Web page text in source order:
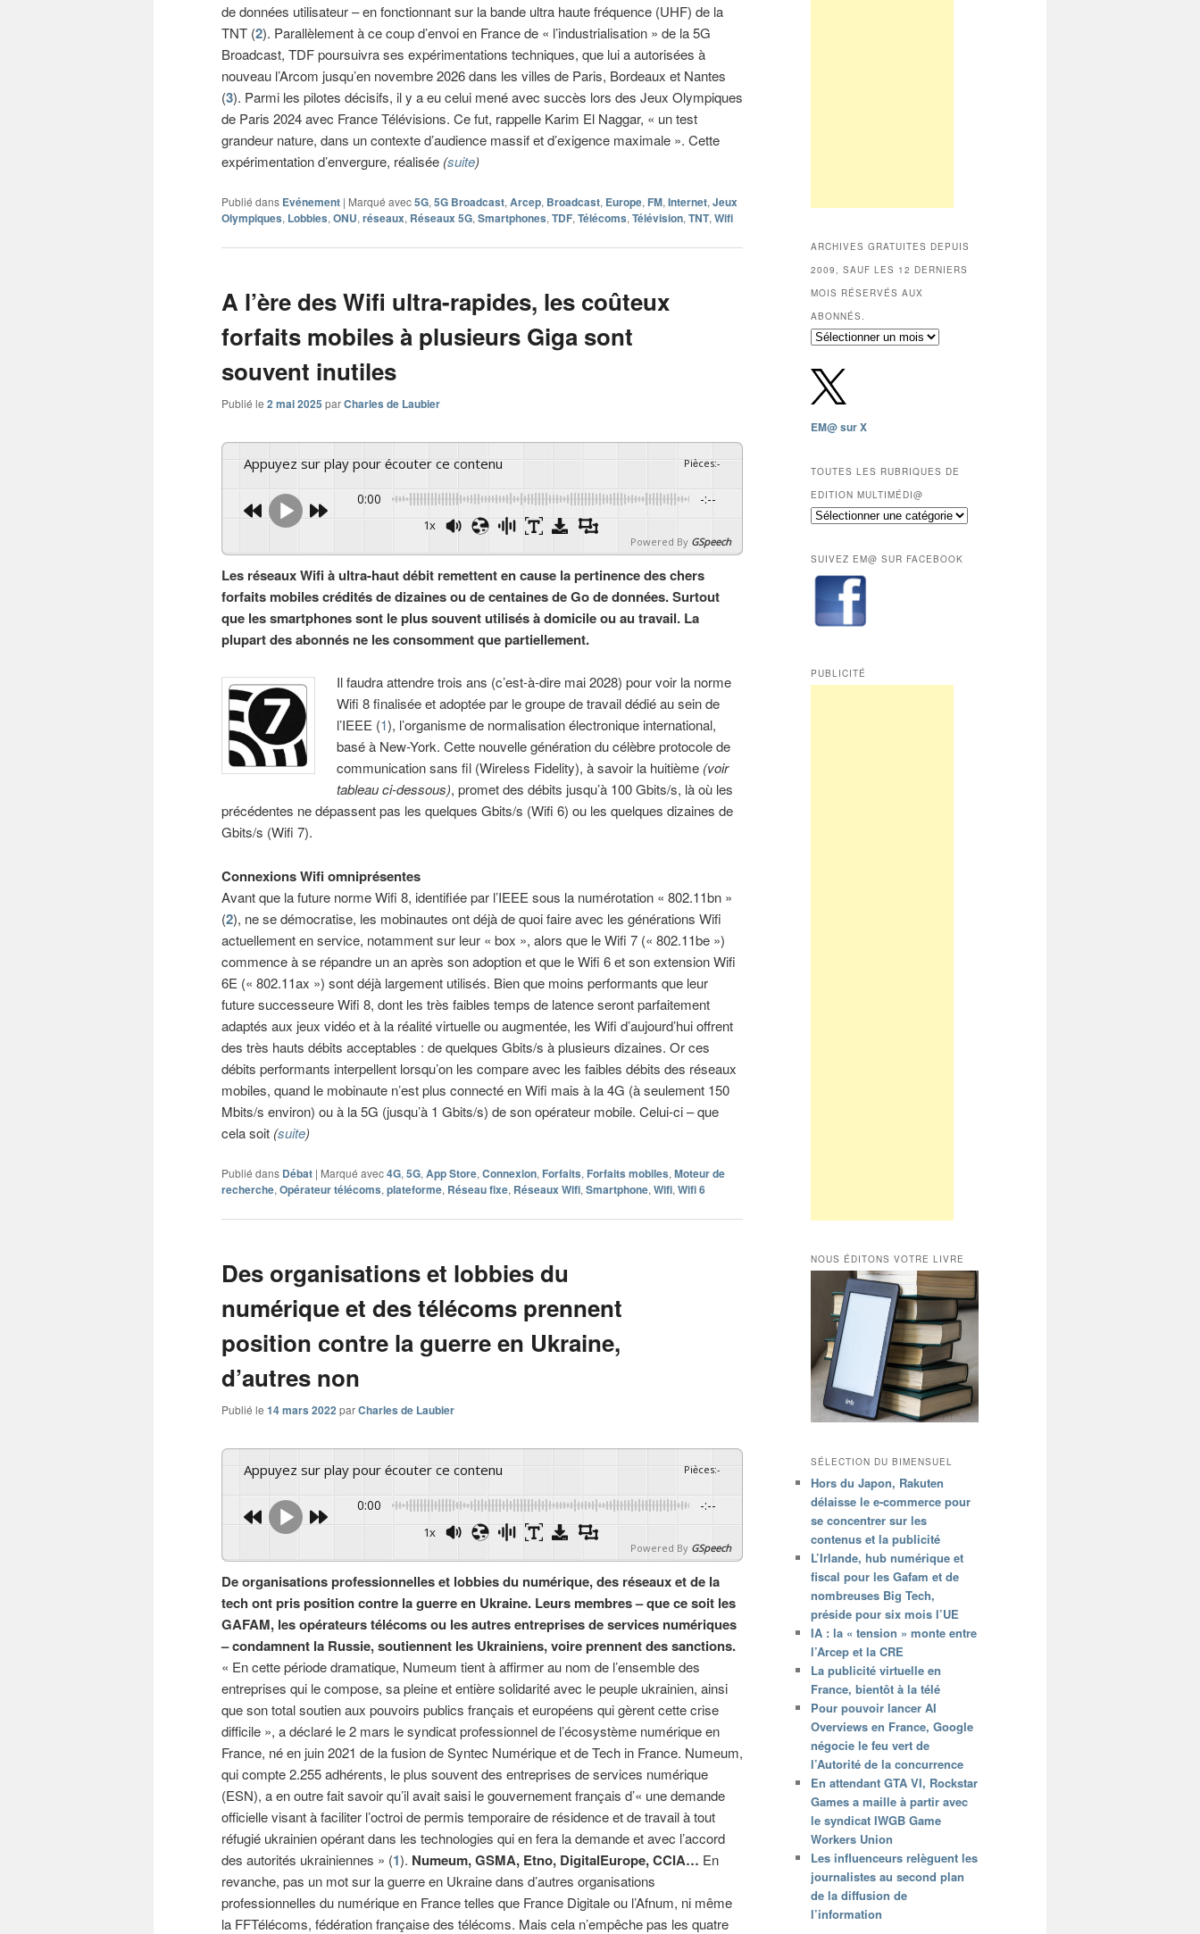
de données utilisateur – en fonctionnant sur la bande ultra haute fréquence (UHF) de la
TNT (2). Parallèlement à ce coup d’envoi en France de « l’industrialisation » de la 5G
Broadcast, TDF poursuivra ses expérimentations techniques, que lui a autorisées à
nouveau l’Arcom jusqu’en novembre 2026 dans les villes de Paris, Bordeaux et Nantes
(3). Parmi les pilotes décisifs, il y a eu celui mené avec succès lors des Jeux Olympiques
de Paris 2024 avec France Télévisions. Ce fut, rappelle Karim El Naggar, « un test
grandeur nature, dans un contexte d’audience massif et d’exigence maximale ». Cette
expérimentation d’envergure, réalisée (suite)
Publié dans Evénement | Marqué avec5G, 5G Broadcast, Arcep, Broadcast, Europe, FM, Internet, Jeux
Olympiques, Lobbies, ONU, réseaux, Réseaux 5G, Smartphones, TDF, Télécoms, Télévision, TNT, Wifi
A l’ère des Wifi ultra-rapides, les coûteux
forfaits mobiles à plusieurs Giga sont
souvent inutiles
Publié le 2 mai 2025 parCharles de Laubier
Appuyez sur play pour écouter ce contenu Pièces:-
0:00 -:--
1x
Powered By GSpeech
Les réseaux Wifi à ultra-haut débit remettent en cause la pertinence des chers
forfaits mobiles crédités de dizaines ou de centaines de Go de données. Surtout
que les smartphones sont le plus souvent utilisés à domicile ou au travail. La
plupart des abonnés ne les consomment que partiellement.
Il faudra attendre trois ans (c’est-à-dire mai 2028) pour voir la norme
Wifi 8 finalisée et adoptée par le groupe de travail dédié au sein de
l’IEEE (1), l’organisme de normalisation électronique international,
basé à New-York. Cette nouvelle génération du célèbre protocole de
communication sans fil (Wireless Fidelity), à savoir la huitième (voir
tableau ci-dessous), promet des débits jusqu’à 100 Gbits/s, là où les
précédentes ne dépassent pas les quelques Gbits/s (Wifi 6) ou les quelques dizaines de
Gbits/s (Wifi 7).
Connexions Wifi omniprésentes
Avant que la future norme Wifi 8, identifiée par l’IEEE sous la numérotation « 802.11bn »
(2), ne se démocratise, les mobinautes ont déjà de quoi faire avec les générations Wifi
actuellement en service, notamment sur leur « box », alors que le Wifi 7 (« 802.11be »)
commence à se répandre un an après son adoption et que le Wifi 6 et son extension Wifi
6E (« 802.11ax ») sont déjà largement utilisés. Bien que moins performants que leur
future successeure Wifi 8, dont les très faibles temps de latence seront parfaitement
adaptés aux jeux vidéo et à la réalité virtuelle ou augmentée, les Wifi d’aujourd’hui offrent
des très hauts débits acceptables : de quelques Gbits/s à plusieurs dizaines. Or ces
débits performants interpellent lorsqu’on les compare avec les faibles débits des réseaux
mobiles, quand le mobinaute n’est plus connecté en Wifi mais à la 4G (à seulement 150
Mbits/s environ) ou à la 5G (jusqu’à 1 Gbits/s) de son opérateur mobile. Celui-ci – que
cela soit (suite)
Publié dans Débat | Marqué avec4G, 5G, App Store, Connexion, Forfaits, Forfaits mobiles, Moteur de
recherche, Opérateur télécoms, plateforme, Réseau fixe, Réseaux Wifi, Smartphone, Wifi, Wifi 6
Des organisations et lobbies du
numérique et des télécoms prennent
position contre la guerre en Ukraine,
d’autres non
Publié le 14 mars 2022parCharles de Laubier
Appuyez sur play pour écouter ce contenu Pièces:-
0:00 -:--
1x
Powered By GSpeech
De organisations professionnelles et lobbies du numérique, des réseaux et de la
tech ont pris position contre la guerre en Ukraine. Leurs membres – que ce soit les
GAFAM, les opérateurs télécoms ou les autres entreprises de services numériques
– condamnent la Russie, soutiennent les Ukrainiens, voire prennent des sanctions.
« En cette période dramatique, Numeum tient à affirmer au nom de l’ensemble des
entreprises qui le compose, sa pleine et entière solidarité avec le peuple ukrainien, ainsi
que son total soutien aux pouvoirs publics français et européens qui gèrent cette crise
difficile », a déclaré le 2 mars le syndicat professionnel de l’écosystème numérique en
France, né en juin 2021 de la fusion de Syntec Numérique et de Tech in France. Numeum,
qui compte 2.255 adhérents, le plus souvent des entreprises de services numérique
(ESN), a en outre fait savoir qu’il avait saisi le gouvernement français d’« une demande
officielle visant à faciliter l’octroi de permis temporaire de résidence et de travail à tout
réfugié ukrainien opérant dans les technologies qui en fera la demande et avec l’accord
des autorités ukrainiennes » (1). Numeum, GSMA, Etno, DigitalEurope, CCIA… En
revanche, pas un mot sur la guerre en Ukraine dans d’autres organisations
professionnelles du numérique en France telles que France Digitale ou l’Afnum, ni même
la FFTélécoms, fédération française des télécoms. Mais cela n’empêche pas les quatre
ARCHIVES GRATUITES DEPUIS
2009, SAUF LES 12 DERNIERS
MOIS RÉSERVÉS AUX
ABONNÉS.
Archives
depuis
2009,
sauf
les
mois
réservés
aux
abonnés.
EM@ sur X
TOUTES LES RUBRIQUES DE
EDITION MULTIMÉDI@
Toutes
de
Edition
Multimédi@
SUIVEZ EM@ SUR FACEBOOK
PUBLICITÉ
NOUS ÉDITONS VOTRE LIVRE
SÉLECTION DU BIMENSUEL
Hors du Japon, Rakuten
délaisse le e-commerce pour
se concentrer sur les
contenus et la publicité
L’Irlande, hub numérique et
fiscal pour les Gafam et de
nombreuses Big Tech,
préside pour six mois l’UE
IA : la « tension » monte entre
l’Arcep et la CRE
La publicité virtuelle en
France, bientôt à la télé
Pour pouvoir lancer AI
Overviews en France, Google
négocie le feu vert de
l’Autorité de la concurrence
En attendant GTA VI, Rockstar
Games a maille à partir avec
le syndicat IWGB Game
Workers Union
Les influenceurs relèguent les
journalistes au second plan
de la diffusion de
l’information